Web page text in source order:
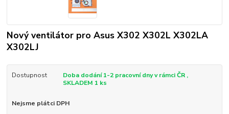
Nový ventilátor pro Asus X302 X302L X302LA
X302LJ
Dostupnost
Doba dodání 1-2 pracovní dny v rámci ČR ,
SKLADEM 1 ks
Nejsme plátci DPH